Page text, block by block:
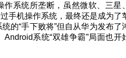
作系统所垄断，虽然微软、三星
手机操作系统，最终还是成为了
的“手下败将”但自从华为发布了
系统“双雄争霸”局面也开